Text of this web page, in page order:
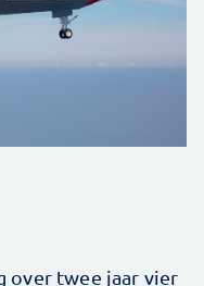
over twee jaar vier